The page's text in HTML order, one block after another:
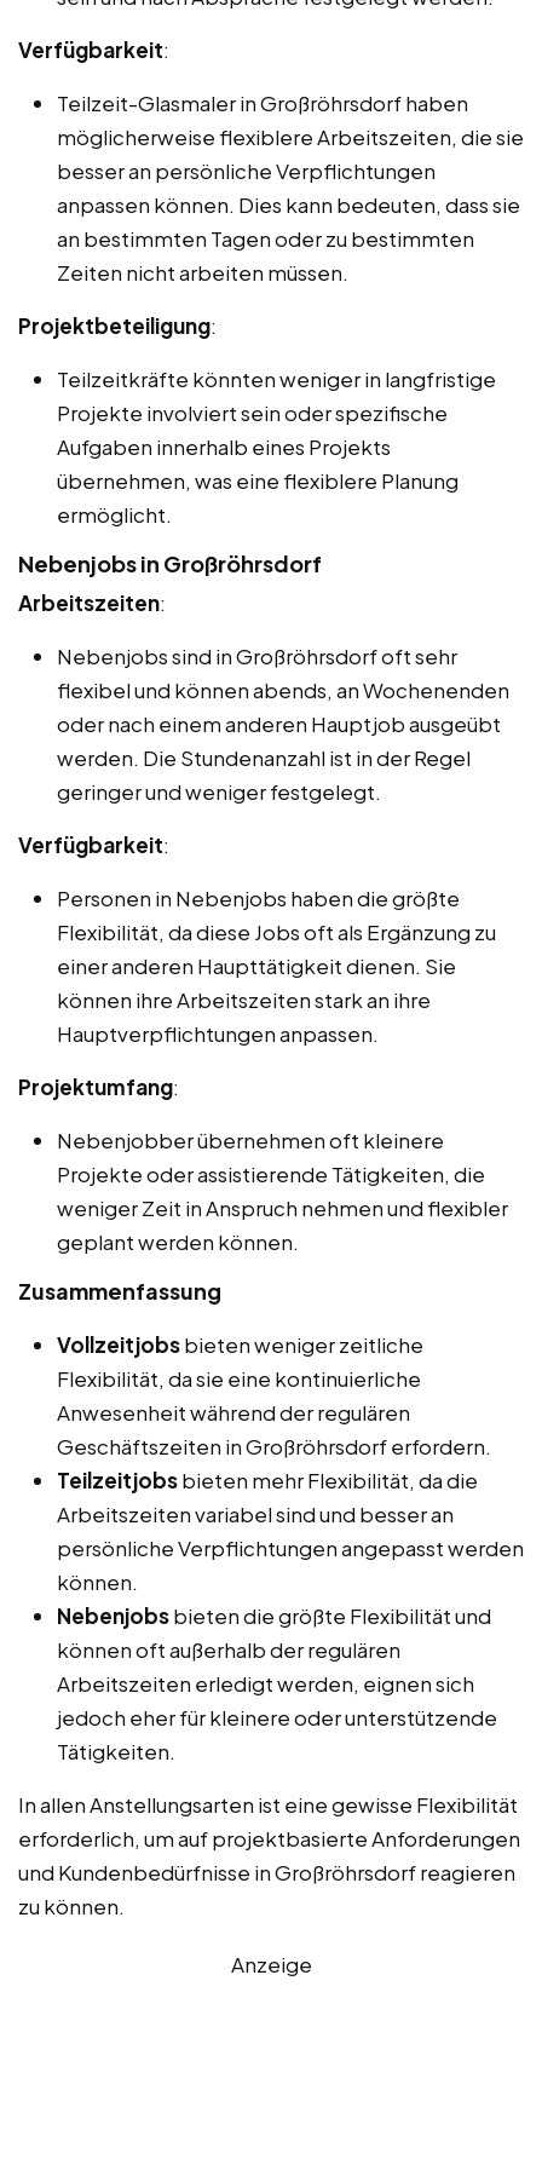
Verfügbarkeit:
Teilzeit-Glasmaler in Großröhrsdorf haben
möglicherweise flexiblere Arbeitszeiten, die sie
besser an persönliche Verpflichtungen
anpassen können. Dies kann bedeuten, dass sie
an bestimmten Tagen oder zu bestimmten
Zeiten nicht arbeiten müssen.
Projektbeteiligung:
Teilzeitkräfte könnten weniger in langfristige
Projekte involviert sein oder spezifische
Aufgaben innerhalb eines Projekts
übernehmen, was eine flexiblere Planung
ermöglicht.
Nebenjobs in Großröhrsdorf
Arbeitszeiten:
Nebenjobs sind in Großröhrsdorf oft sehr
flexibel und können abends, an Wochenenden
oder nach einem anderen Hauptjob ausgeübt
werden. Die Stundenanzahl ist in der Regel
geringer und weniger festgelegt.
Verfügbarkeit:
Personen in Nebenjobs haben die größte
Flexibilität, da diese Jobs oft als Ergänzung zu
einer anderen Haupttätigkeit dienen. Sie
können ihre Arbeitszeiten stark an ihre
Hauptverpflichtungen anpassen.
Projektumfang:
Nebenjobber übernehmen oft kleinere
Projekte oder assistierende Tätigkeiten, die
weniger Zeit in Anspruch nehmen und flexibler
geplant werden können.
Zusammenfassung
Vollzeitjobsbieten weniger zeitliche
Flexibilität, da sie eine kontinuierliche
Anwesenheit während der regulären
Geschäftszeiten in Großröhrsdorf erfordern.
Teilzeitjobsbieten mehr Flexibilität, da die
Arbeitszeiten variabel sind und besser an
persönliche Verpflichtungen angepasst werden
können.
Nebenjobsbieten die größte Flexibilität und
können oft außerhalb der regulären
Arbeitszeiten erledigt werden, eignen sich
jedoch eher für kleinere oder unterstützende
Tätigkeiten.
In allen Anstellungsarten ist eine gewisse Flexibilität
erforderlich, um auf projektbasierte Anforderungen
und Kundenbedürfnisse in Großröhrsdorf reagieren
zu können.
Anzeige